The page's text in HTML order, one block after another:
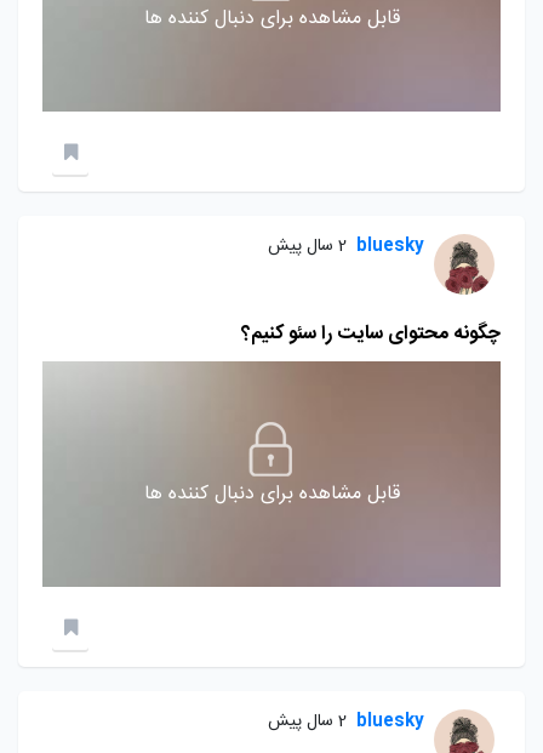
قابل مشاهده برای دنبال کننده ها
bluesky 2 سال پیش
چگونه محتوای سایت را سئو کنیم؟
قابل مشاهده برای دنبال کننده ها
bluesky 2 سال پیش